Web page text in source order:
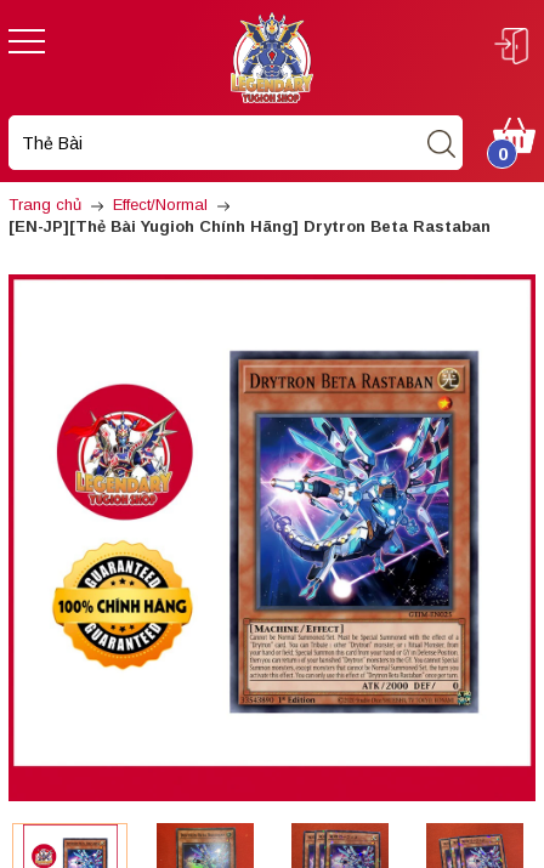
0
Trang chủ
Effect/Normal
[EN-JP][Thẻ Bài Yugioh Chính Hãng] Drytron Beta Rastaban